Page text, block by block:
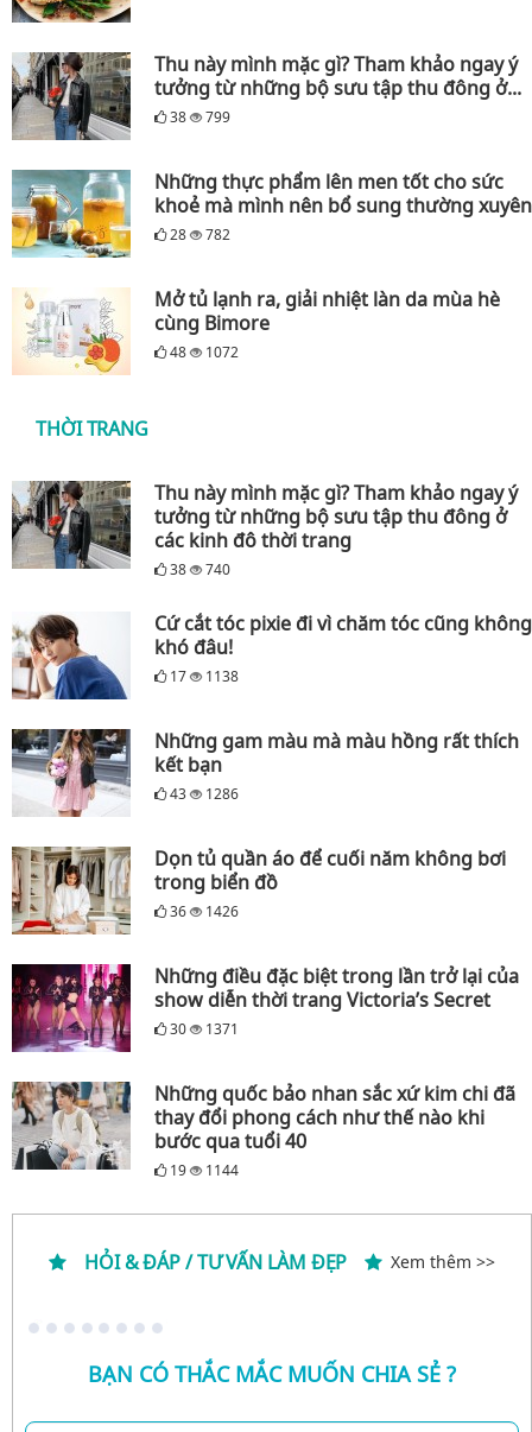
Thu này mình mặc gì? Tham khảo ngay ý
tưởng từ những bộ sưu tập thu đông ở...
38 799
Những thực phẩm lên men tốt cho sức
khoẻ mà mình nên bổ sung thường xuyên
28 782
Mở tủ lạnh ra, giải nhiệt làn da mùa hè
cùng Bimore
48 1072
THỜI TRANG
Thu này mình mặc gì? Tham khảo ngay ý
tưởng từ những bộ sưu tập thu đông ở
các kinh đô thời trang
38 740
Cứ cắt tóc pixie đi vì chăm tóc cũng không
khó đâu!
17 1138
Những gam màu mà màu hồng rất thích
kết bạn
43 1286
Dọn tủ quần áo để cuối năm không bơi
trong biển đồ
36 1426
Những điều đặc biệt trong lần trở lại của
show diễn thời trang Victoria’s Secret
30 1371
Những quốc bảo nhan sắc xứ kim chi đã
thay đổi phong cách như thế nào khi
bước qua tuổi 40
19 1144
HỎI & ĐÁP / TƯ VẤN LÀM ĐẸP Xem thêm >>
BẠN CÓ THẮC MẮC MUỐN CHIA SẺ ?